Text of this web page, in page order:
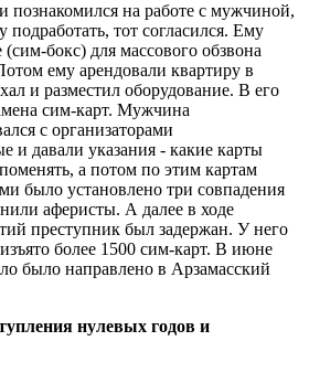
познакомился на работе с мужчиной,
тот согласился. Ему
бокс) для массового обзвона
ему арендовали квартиру в
и разместил оборудование. В его
сим-карт. Мужчина
с организаторами
и давали указания - какие карты
а потом по этим картам
было установлено три совпадения
аферисты. А далее в ходе
преступник был задержан. У него
более 1500 сим-карт. В июне
было направлено в Арзамасский
нулевых годов и